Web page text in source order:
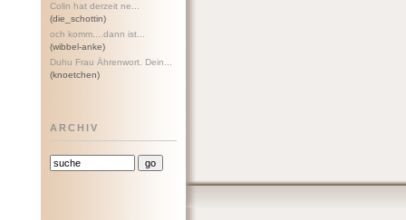
Colin hat derzeit ne...
(die_schottin)
och komm....dann ist...
(wibbel-anke)
Duhu Frau Ährenwort. Dein...
(knoetchen)
ARCHIV